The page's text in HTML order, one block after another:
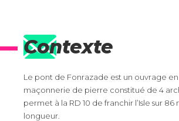
Contexte
Le pont de Fonrazade est un ouvrage en
maçonnerie de pierre constitué de 4
permet à la RD 10 de franchir l’Isle sur 86
longueur.